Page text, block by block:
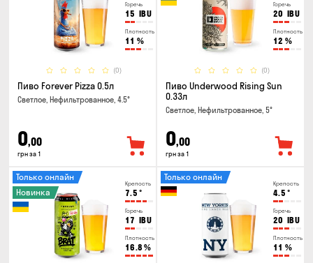
Горечь
15 IBU
Плотность
11 %
(0)
Пиво Forever Pizza 0.5л
Светлое, Нефильтрованное, 4.5°
0,00
грн за 1
Горечь
20 IBU
Плотность
12 %
(0)
Пиво Underwood Rising Sun
0.33л
Светлое, Нефильтрованное, 5°
0,00
грн за 1
Крепость
7.5 °
Горечь
17 IBU
Плотность
16.8 %
Только онлайн
Новинка
Крепость
4.5 °
Горечь
20 IBU
Плотность
11 %
Только онлайн